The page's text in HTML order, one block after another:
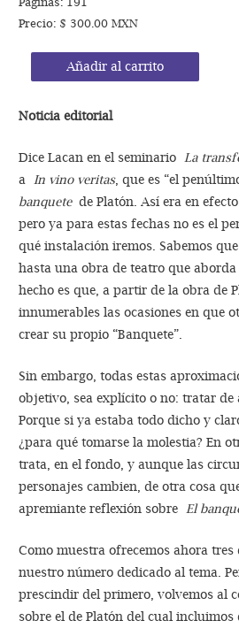
Precio: $ 300.00 MXN
Añadir al carrito
Noticia editorial
Dice Lacan en el seminario La
a In vino veritas, que es “el
banquetede Platón. Así era en
pero ya para estas fechas no es el
qué instalación iremos. Sabemos
hasta una obra de teatro que aborda
hecho es que, a partir de la obra de
innumerables las ocasiones en que
crear su propio “Banquete”.
Sin embargo, todas estas
objetivo, sea explícito o no: tratar de
Porque si ya estaba todo dicho y
¿para qué tomarse la molestia? En
trata, en el fondo, y aunque las
personajes cambien, de otra cosa
apremiante reflexión sobre El
Como muestra ofrecemos ahora tres
nuestro número dedicado al tema.
prescindir del primero, volvemos al
sobre el de Platón del cual incluimos